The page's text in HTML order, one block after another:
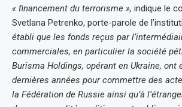
« financement du terrorisme », indique le
Svetlana Petrenko, porte-parole de
établi que les fonds reçus par
commerciales, en particulier la société
Burisma Holdings, opérant en Ukraine, ont
dernières années pour commettre des
la Fédération de Russie ainsi qu’à